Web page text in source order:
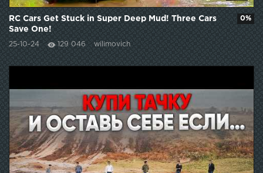
RC Cars Get Stuck in Super Deep Mud! Three Cars
Save One!
25-10-24 129 046 wilimovich
0%